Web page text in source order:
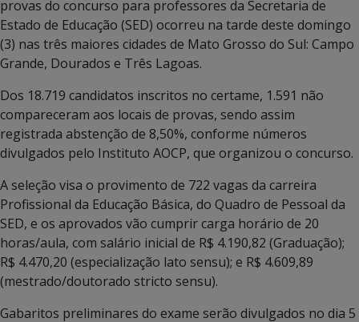
provas do concurso para professores da Secretaria de
Estado de Educação (SED) ocorreu na tarde deste domingo
(3) nas três maiores cidades de Mato Grosso do Sul: Campo
Grande, Dourados e Três Lagoas.
Dos 18.719 candidatos inscritos no certame, 1.591 não
compareceram aos locais de provas, sendo assim
registrada abstenção de 8,50%, conforme números
divulgados pelo Instituto AOCP, que organizou o concurso.
A seleção visa o provimento de 722 vagas da carreira
Profissional da Educação Básica, do Quadro de Pessoal da
SED, e os aprovados vão cumprir carga horário de 20
horas/aula, com salário inicial de R$ 4.190,82 (Graduação);
R$ 4.470,20 (especialização lato sensu); e R$ 4.609,89
(mestrado/doutorado stricto sensu).
Gabaritos preliminares do exame serão divulgados no dia 5